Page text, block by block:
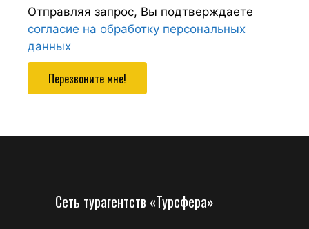
Отправляя запрос, Вы подтверждаете
согласие на обработку персональных
данных
Перезвоните мне!
Сеть турагентств «Турсфера»